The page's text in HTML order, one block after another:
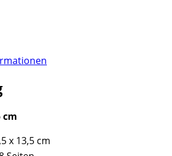
cm
x 13,5 cm